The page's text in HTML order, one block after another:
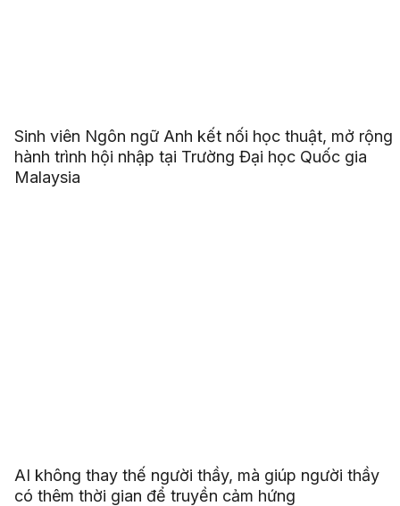
Sinh viên Ngôn ngữ Anh kết nối học thuật, mở rộng
hành trình hội nhập tại Trường Đại học Quốc gia
Malaysia
AI không thay thế người thầy, mà giúp người thầy
có thêm thời gian để truyền cảm hứng